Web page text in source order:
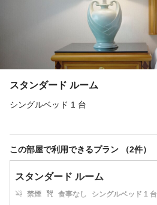
スタンダード ルーム
シングルベッド 1 台
この部屋で利用できるプラン （2件）
スタンダード ルーム
禁煙 食事なし
シングルベッド 1 台